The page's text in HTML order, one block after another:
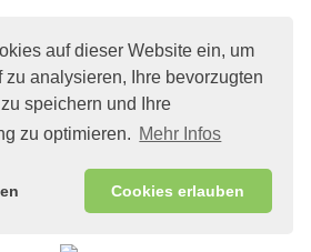
auf dieser Website ein, um
zu analysieren, Ihre bevorzugten
speichern und Ihre
zu optimieren. Mehr Infos
Cookies erlauben
Truck B36 grün LiIon Akku 500mAh/­14+
AMXRock AM18 Kratos gelb LiPo Akku